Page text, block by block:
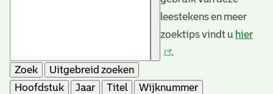
leestekens en meer
zoektips vindt u hier
.
Zoek
Uitgebreid zoeken
Hoofdstuk
Jaar Titel
Wijknummer